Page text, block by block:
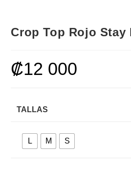
Crop Top Rojo Stay
₡12 000
TALLAS
L M S